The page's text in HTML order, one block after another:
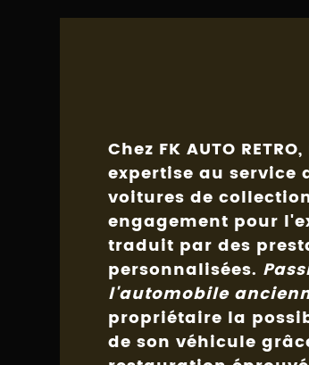
Chez FK AUTO
expertise au service
voitures de
engagement pour
traduit par des
personnalisées.
l'automobile
propriétaire la
de son véhicule